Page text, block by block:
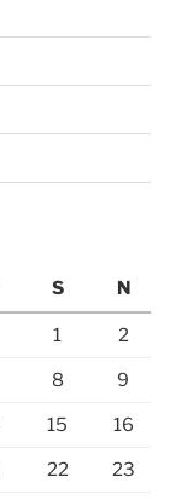
S N
1 2
8 9
15 16
22 23